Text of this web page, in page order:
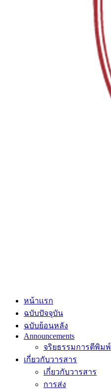
หน้าเเรก
ฉบับปัจจุบัน
ฉบับย้อนหลัง
Announcements
จริยธรรมการตีพิมพ์
เกี่ยวกับวารสาร
เกี่ยวกับวารสาร
การส่ง